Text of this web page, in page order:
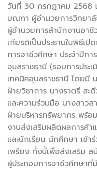
วันที่ 30 กรกฎาคม 2568
มณฑา ผู้อำนวยการวิทยา
ผู้อำนวยการสำนักงานอาชี
เกียรติเป็นประธานในพิธีเปิ
การอาชีวศึกษา ประจำปีก
อุบลราชธานี (รอบการปร
เทคนิคอุบลราชธานี โดยมี
ฝ่ายวิชาการ นางราตรี ส
และความร่วมมือ นางสาว
ฝ่ายบริหารทรัพยากร พร้อ
งานส่งเสริมผลิตผลการค้า
และนักเรียน นักศึกษา เข้า
เพรียง ทั้งนี้เพื่อส่งเสริม
ผู้ประกอบการอาชีวศึกษา